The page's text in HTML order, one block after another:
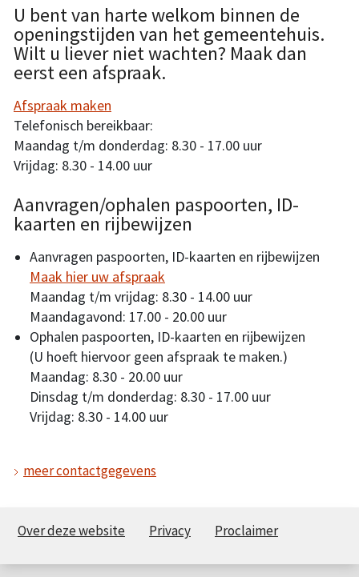
U bent van harte welkom binnen de
openingstijden van het gemeentehuis.
Wilt u liever niet wachten? Maak dan
eerst een afspraak.
Afspraak maken
Telefonisch bereikbaar:
Maandag t/m donderdag: 8.30 - 17.00 uur
Vrijdag: 8.30 - 14.00 uur
Aanvragen/ophalen paspoorten, ID-
kaarten en rijbewijzen
Aanvragen paspoorten, ID-kaarten en rijbewijzen
Maak hier uw afspraak
Maandag t/m vrijdag: 8.30 - 14.00 uur
Maandagavond: 17.00 - 20.00 uur
Ophalen paspoorten, ID-kaarten en rijbewijzen
(U hoeft hiervoor geen afspraak te maken.)
Maandag: 8.30 - 20.00 uur
Dinsdag t/m donderdag: 8.30 - 17.00 uur
Vrijdag: 8.30 - 14.00 uur
meer contactgegevens
Over deze website Privacy Proclaimer